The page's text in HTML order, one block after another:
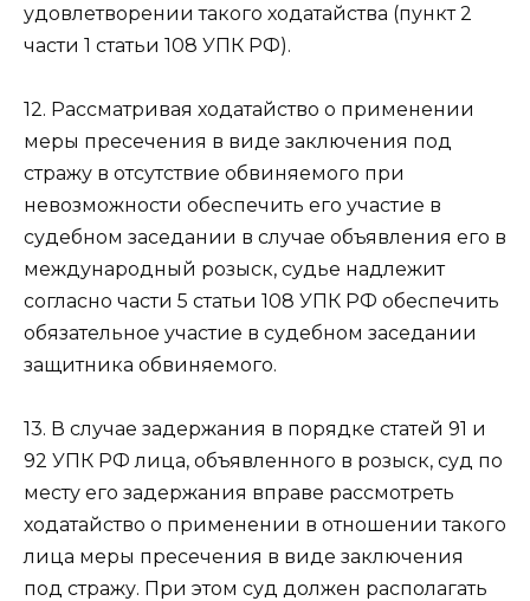
удовлетворении такого ходатайства (пункт 2
части 1 статьи 108 УПК РФ).
12. Рассматривая ходатайство о применении
меры пресечения в виде заключения под
стражу в отсутствие обвиняемого при
невозможности обеспечить его участие в
судебном заседании в случае объявления его в
международный розыск, судье надлежит
согласно части 5 статьи 108 УПК РФ обеспечить
обязательное участие в судебном заседании
защитника обвиняемого.
13. В случае задержания в порядке статей 91 и
92 УПК РФ лица, объявленного в розыск, суд по
месту его задержания вправе рассмотреть
ходатайство о применении в отношении такого
лица меры пресечения в виде заключения
под стражу. При этом суд должен располагать